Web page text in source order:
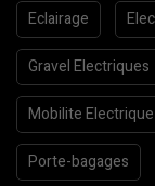
Eclairage
Gravel Electriques
Mobilite Electrique
Porte-bagages